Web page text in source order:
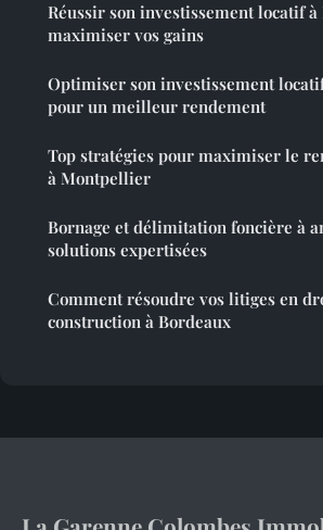
Réussir son investissement locatif
maximiser vos gains
Optimiser son investissement
pour un meilleur rendement
Top stratégies pour maximiser le
à Montpellier
Bornage et délimitation foncière à
solutions expertisées
Comment résoudre vos litiges en
construction à Bordeaux